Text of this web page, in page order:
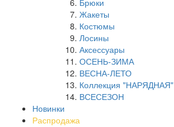
Брюки
Жакеты
Костюмы
Лосины
Аксессуары
ОСЕНЬ-ЗИМА
ВЕСНА-ЛЕТО
Коллекция "НАРЯДНАЯ"
ВСЕСЕЗОН
Новинки
Распродажа